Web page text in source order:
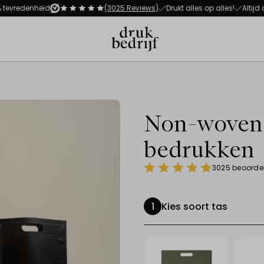
Direct naar de
Direct naar de hoofdinhoud
(3025 Reviews) Drukt alles op alles! Altijd
Non-
bedrukken
3025
Kies soort tas